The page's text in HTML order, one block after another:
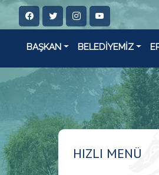
BAŞKAN BELEDİYEMİZ
HIZLI MENÜ